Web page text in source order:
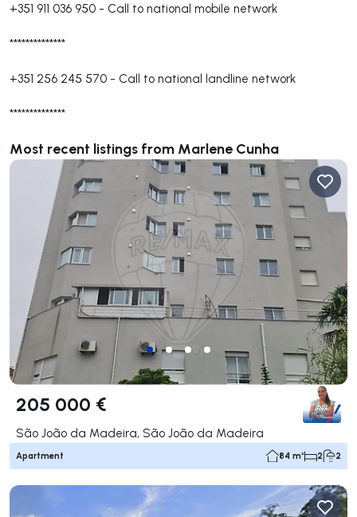
+351 911 036 950 - Call to national mobile network
**************
+351 256 245 570 - Call to national landline network
**************
Most recent listings from Marlene Cunha
205 000 €
São João da Madeira, São João da Madeira
Apartment 84 m² 2 2